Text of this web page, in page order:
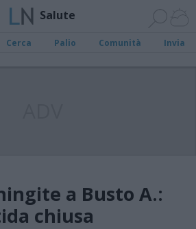
Salute
Cerca Palio Comunità Invia
a Busto A.:
chiusa